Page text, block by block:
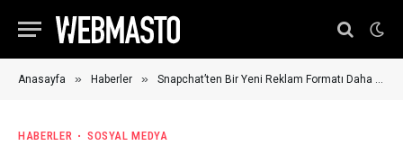
Anasayfa » Haberler » Snapchat’ten Bir Yeni Reklam Formatı Daha Gün Yüzüne Çıktı
HABERLER SOSYAL MEDYA